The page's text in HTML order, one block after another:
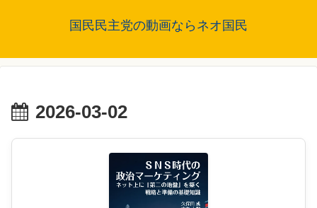
国民民主党の動画ならネオ国民
2026-03-02